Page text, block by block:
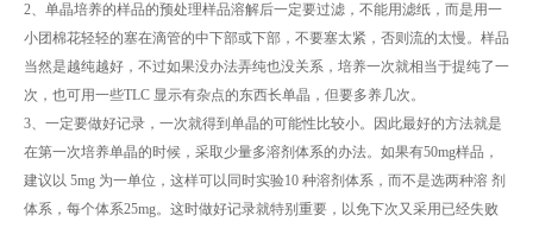
2、单晶培养的样品的预处理样品溶解后一定要过滤，不能用滤纸，而是用一
小团棉花轻轻的塞在滴管的中下部或下部，不要塞太紧，否则流的太慢。样品
当然是越纯越好，不过如果没办法弄纯也没关系，培养一次就相当于提纯了一
次，也可用一些TLC 显示有杂点的东西长单晶，但要多养几次。
3、一定要做好记录，一次就得到单晶的可能性比较小。因此最好的方法就是
在第一次培养单晶的时候，采取少量多溶剂体系的办法。如果有50mg样品，
建议以 5mg 为一单位，这样可以同时实验10 种溶剂体系，而不是选两种溶 剂
体系，每个体系25mg。这时做好记录就特别重要，以免下次又采用已经失败